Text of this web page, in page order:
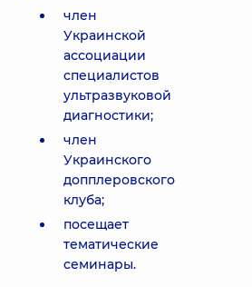
член
Украинской
ассоциации
специалистов
ультразвуковой
диагностики;
член
Украинского
допплеровского
клуба;
посещает
тематические
семинары.